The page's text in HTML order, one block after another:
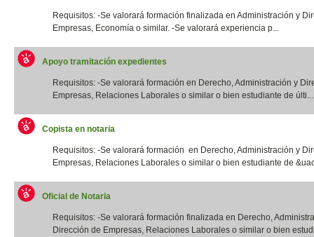
Requisitos: -Se valorará formación finalizada en Administración y
Empresas, Economía o similar. -Se valorará experiencia p...
Apoyo tramitación expedientes
Requisitos: -Se valorará formación en Derecho, Administración y
Empresas, Relaciones Laborales o similar o bien estudiante de últi...
Copista en notaria
Requisitos: -Se valorará formación en Derecho, Administración y
Empresas, Relaciones Laborales o similar o bien estudiante de
Oficial de Notaria
Requisitos: -Se valorará formación finalizada en Derecho,
Dirección de Empresas, Relaciones Laborales o similar o bien